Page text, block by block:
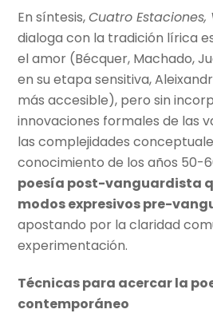
En síntesis,Cuatro Estaciones,
dialoga con la tradición lírica
el amor (Bécquer, Machado,
en su etapa sensitiva,
más accesible), pero sin
innovaciones formales de las
las complejidades
conocimiento de los años 50-
poesía post-vanguardista
modos expresivos pre-
apostando por la claridad
experimentación.
Técnicas para acercar la
contemporáneo